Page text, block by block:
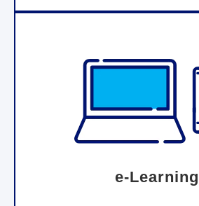
e-Learning